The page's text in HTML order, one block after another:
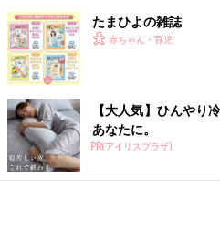
たまひよの雑誌
赤ちゃん・育児
【大人気】ひんやり
あなたに。
PR(アイリスプラザ)